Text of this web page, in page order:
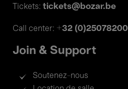
Tickets: tickets@bozar.be
Call center: +32 (0)25078200
Join & Support
Soutenez-nous